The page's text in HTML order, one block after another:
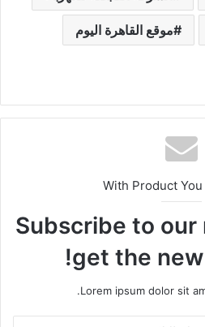
موقع القاهرة اليوم
With Product
Subscribe to
get the
Lorem ipsum dolor sit